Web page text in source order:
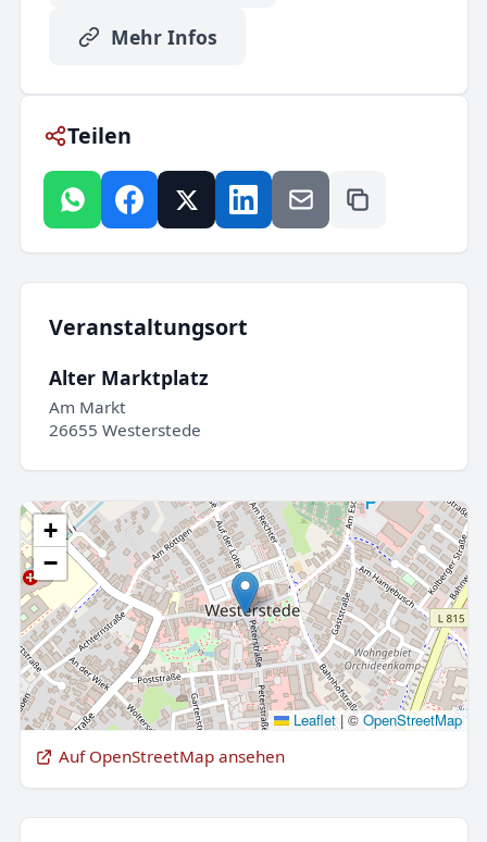
Mehr Infos
Teilen
Veranstaltungsort
Alter Marktplatz
Am Markt
26655 Westerstede
+
−
Leaflet |© OpenStreetMap
Auf OpenStreetMap ansehen